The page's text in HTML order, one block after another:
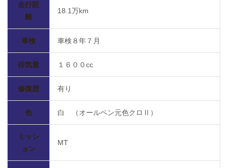
走行距
離
18.1万km
車検 車検８年７月
排気量 １６００cc
修復歴 有り
色 白 （オールペン元色クロⅡ）
ミッシ
ョン
MT